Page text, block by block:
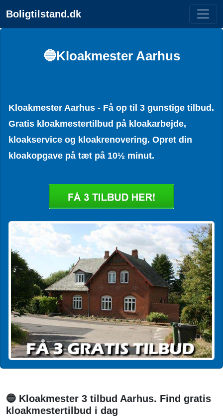
Boligtilstand.dk
🔵Kloakmester Aarhus
Kloakmester Aarhus - Få op til 3 gunstige tilbud.
Gratis kloakmestertilbud på kloakarbejde,
kloakservice og kloakrenovering. Opret din
kloakopgave på tæt på 10½ minut.
🔵 Kloakmester 3 tilbud Aarhus. Find gratis
kloakmestertilbud i dag